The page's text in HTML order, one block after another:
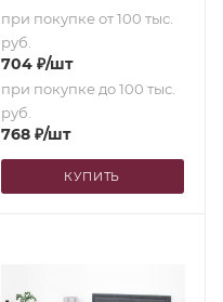
при покупке от 100 тыс.
руб.
704₽/шт
при покупке до 100 тыс.
руб.
768₽/шт
КУПИТЬ